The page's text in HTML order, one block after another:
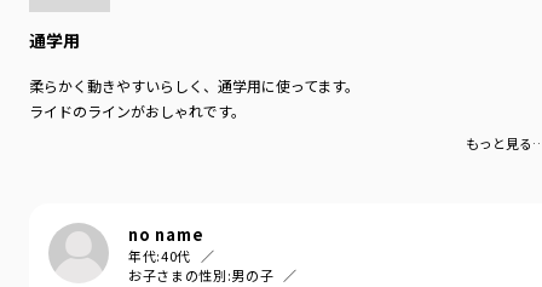
通学用
柔らかく動きやすいらしく、通学用に使ってます。
ライドのラインがおしゃれです。
もっと見る
no name
年代:40代
お子さまの性別:男の子